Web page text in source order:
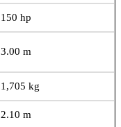
150 hp
3.00 m
1,705 kg
2.10 m